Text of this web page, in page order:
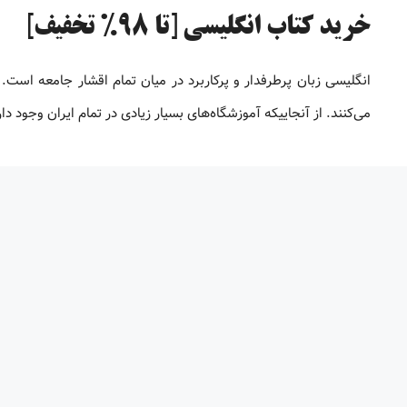
خرید کتاب انگلیسی [تا 98% تخفیف]
انگلیسی زبان پرطرفدار و پرکاربرد در میان تمام اقشار جامعه
می‌کنند. از آنجاییکه آموزشگاه‌های بسیار زیادی در تمام ایران